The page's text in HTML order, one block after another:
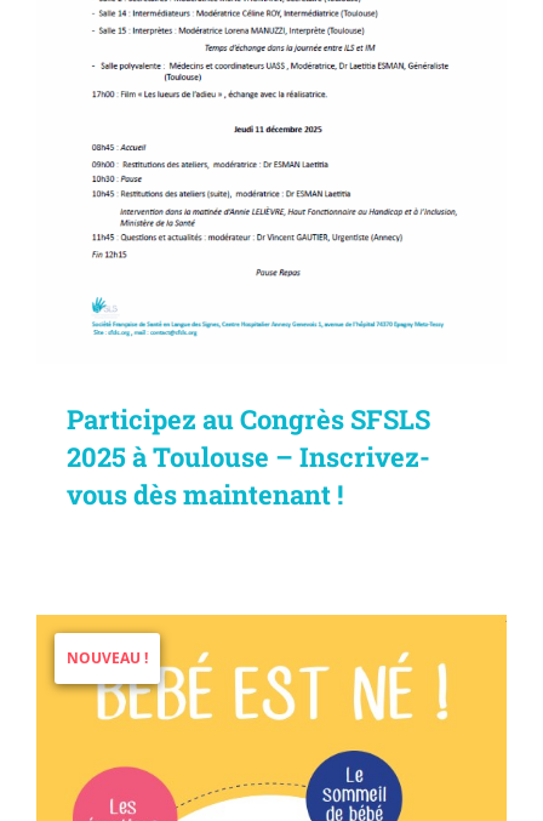
Participez au Congrès SFSLS
2025 à Toulouse – Inscrivez-
vous dès maintenant !